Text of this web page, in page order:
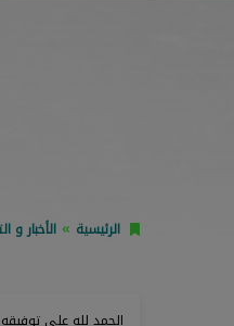
الرئيسية الأخبار و
الحمد لله على